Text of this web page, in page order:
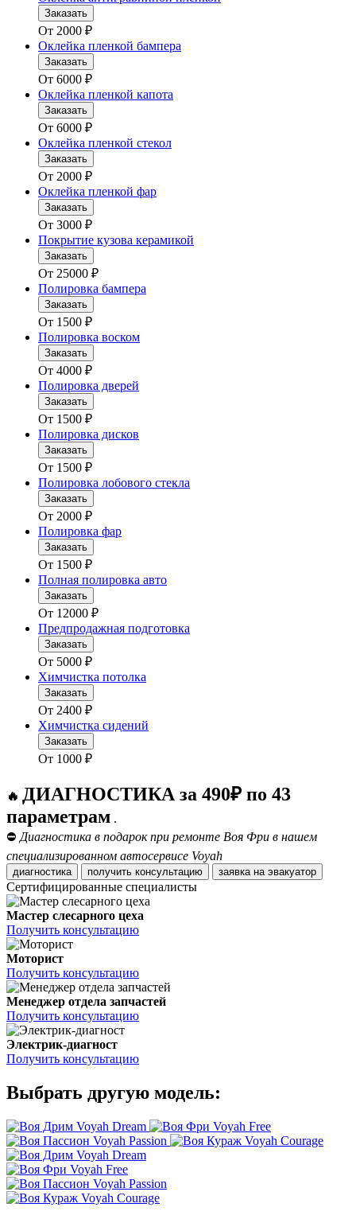
Заказать
От 2000 ₽
Оклейка пленкой бампера
Заказать
От 6000 ₽
Оклейка пленкой капота
Заказать
От 6000 ₽
Оклейка пленкой стекол
Заказать
От 2000 ₽
Оклейка пленкой фар
Заказать
От 3000 ₽
Покрытие кузова керамикой
Заказать
От 25000 ₽
Полировка бампера
Заказать
От 1500 ₽
Полировка воском
Заказать
От 4000 ₽
Полировка дверей
Заказать
От 1500 ₽
Полировка дисков
Заказать
От 1500 ₽
Полировка лобового стекла
Заказать
От 2000 ₽
Полировка фар
Заказать
От 1500 ₽
Полная полировка авто
Заказать
От 12000 ₽
Предпродажная подготовка
Заказать
От 5000 ₽
Химчистка потолка
Заказать
От 2400 ₽
Химчистка сидений
Заказать
От 1000 ₽
🔥 ДИАГНОСТИКА за 490₽ по 43
параметрам .
⛔ Диагностика в подарок при ремонте Воя Фри в нашем
специализированном автосервисе Voyah
диагностика получить консультацию заявка на эвакуатор
Сертифицированные специалисты
Мастер слесарного цеха
Получить консультацию
Моторист
Получить консультацию
Менеджер отдела запчастей
Получить консультацию
Электрик-диагност
Получить консультацию
Выбрать другую модель:
Voyah Dream
Voyah Free
Voyah Passion
Voyah Courage
Voyah Dream
Voyah Free
Voyah Passion
Voyah Courage